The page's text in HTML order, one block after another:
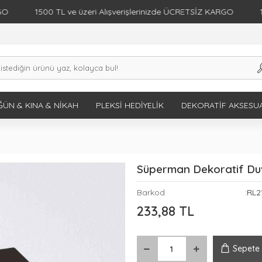
1500 TL ve üzeri Alışverişlerinizde ÜCRETSİZ KARGO 1500
& KINA & NIKAH PLEKSI HEDIYELIK DEKORATIF
Süperman Dekoratif
Barkod
233,88 TL
Sepete